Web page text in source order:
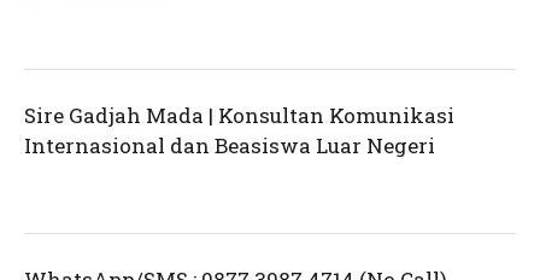
Sire Gadjah Mada | Konsultan Komunikasi
Internasional dan Beasiswa Luar Negeri